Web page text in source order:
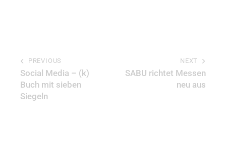
PREVIOUS
Social Media – (k)
Buch mit sieben
Siegeln
NEXT
SABU richtet Messen
neu aus